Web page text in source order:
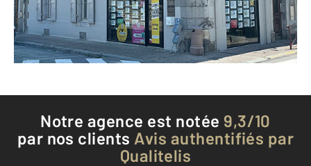
Envoyer un message
Téléphoner à l'agence
Notre agence est notée 9,3/10
par nos clients Avis authentifiés par
Qualitelis